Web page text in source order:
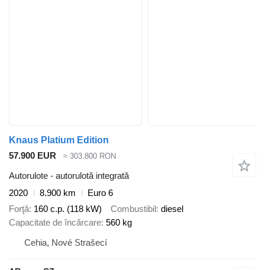
Knaus Platium Edition
57.900 EUR
≈ 303.800 RON
Autorulote - autorulotă integrată
2020
8.900 km
Euro 6
Forţă 160 c.p. (118 kW) Combustibil diesel
Capacitate de încărcare 560 kg
Cehia, Nové Strašecí